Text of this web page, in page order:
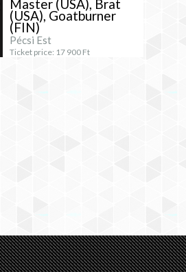
Master (USA), Brat
(USA), Goatburner
(FIN)
Pécsi Est
Ticket price: 17 900 Ft